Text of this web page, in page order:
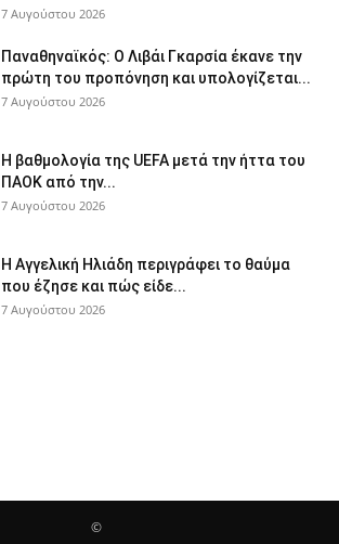
7 Αυγούστου 2026
Παναθηναϊκός: Ο Λιβάι Γκαρσία έκανε την
πρώτη του προπόνηση και υπολογίζεται...
7 Αυγούστου 2026
Η βαθμολογία της UEFA μετά την ήττα του
ΠΑΟΚ από την...
7 Αυγούστου 2026
Η Αγγελική Ηλιάδη περιγράφει το θαύμα
που έζησε και πώς είδε...
7 Αυγούστου 2026
©